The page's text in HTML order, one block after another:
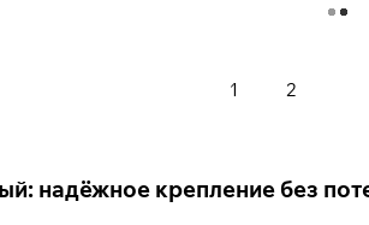
Загрузить
1 2
надёжное крепление без